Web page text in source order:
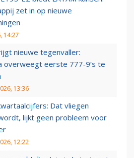
zet in op nieuwe
14:27
nieuwe tegenvaller:
overweegt eerste 777-9’s te
13:36
Dat vliegen
lijkt geen probleem voor
12:22